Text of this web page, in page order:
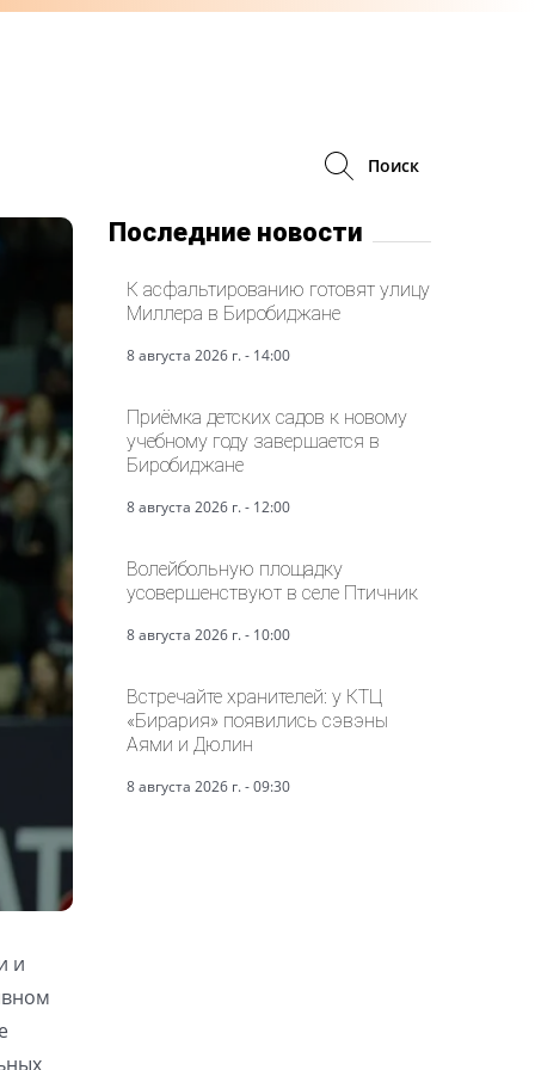
Поиск
и
Последние новости
К асфальтированию готовят улицу
Миллера в Биробиджане
8 августа 2026 г. - 14:00
Приёмка детских садов к новому
учебному году завершается в
Биробиджане
8 августа 2026 г. - 12:00
Волейбольную площадку
усовершенствуют в селе Птичник
8 августа 2026 г. - 10:00
Встречайте хранителей: у КТЦ
«Бирария» появились сэвэны
Аями и Дюлин
8 августа 2026 г. - 09:30